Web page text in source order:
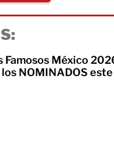
Famosos México
NOMINADOS